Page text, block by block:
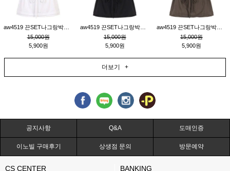
15,000원
5,900원
15,000원
5,900원
15,000원
5,900원
더보기 +
공지사항 Q&A 도매인증
이노빌 구매후기 상생점 문의 방문예약
CS CENTER BANKING